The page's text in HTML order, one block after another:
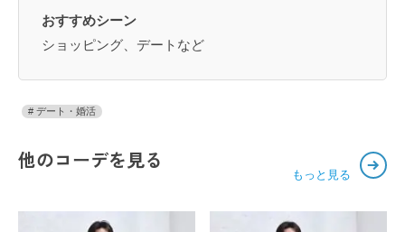
おすすめシーン
ショッピング、デートなど
デート・婚活
他のコーデを見る
もっと見る